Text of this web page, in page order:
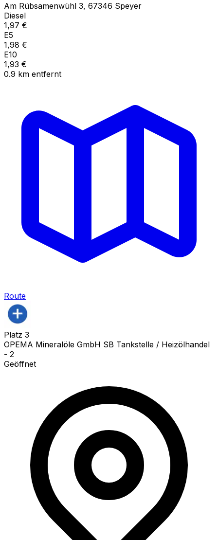
Am Rübsamenwühl 3, 67346 Speyer
Diesel
1,97 €
E5
1,98 €
E10
1,93 €
0.9 km entfernt
Route
Platz 3
OPEMA Mineralöle GmbH SB Tankstelle / Heizölhandel
- 2
Geöffnet